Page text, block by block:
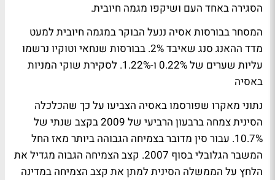
הסגירה באחד העם ושיקפו מגמה חיובית.
המסחר בבורסות אסיה ננעל הבוקר במגמה חיובית למעט
מדד ההאנג סנג שאיבד 2%. בבורסות שנחאי וטוקיו נרשמו
עליות שערים של 0.22% ו-1.22%.
לסקירת שוקי המניות
באסיה
נתוני מאקרו שפורסמו באסיה הצביעו על כך שהכלכלה
הסינית צמחה ברבעון הרביעי של 2009 בקצב שנתי של
10.7%. עבור סין מדובר בצמיחה הגבוהה ביותר מאז החל
המשבר הגלובלי בסוף 2007. קצב הצמיחה הגבוה מגדיל את
הלחץ על הממשלה הסינית למתן את קצב הצמיחה במדינה